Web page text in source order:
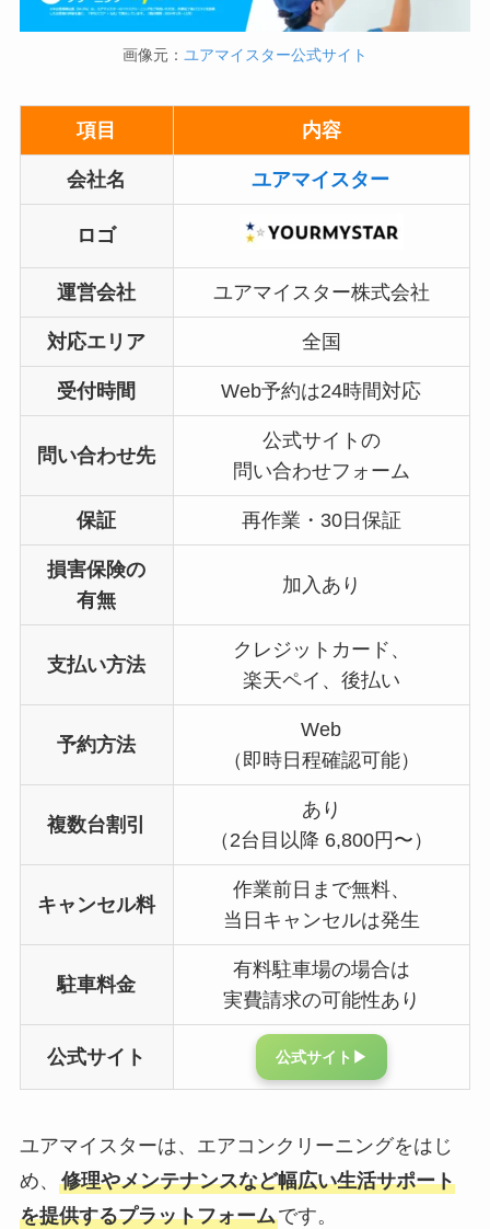
画像元： ユアマイスター公式サイト
項目 内容
会社名 ユアマイスター
ロゴ
運営会社 ユアマイスター株式会社
対応エリア 全国
受付時間 Web予約は24時間対応
問い合わせ先
公式サイトの
問い合わせフォーム
保証 再作業・30日保証
損害保険の
有無
加入あり
支払い方法
クレジットカード、
楽天ペイ、後払い
予約方法
Web
（即時日程確認可能）
複数台割引
あり
（2台目以降 6,800円〜）
キャンセル料
作業前日まで無料、
当日キャンセルは発生
駐車料金
有料駐車場の場合は
実費請求の可能性あり
公式サイト 公式サイト▶︎
ユアマイスターは、エアコンクリーニングをはじ
め、 修理やメンテナンスなど幅広い生活サポート
を提供するプラットフォームです。